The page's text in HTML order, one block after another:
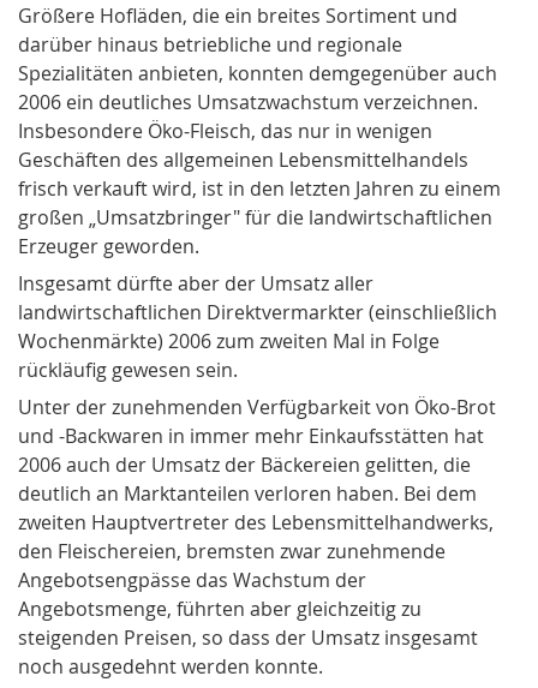
Größere Hofläden, die ein breites Sortiment und
darüber hinaus betriebliche und regionale
Spezialitäten anbieten, konnten demgegenüber auch
2006 ein deutliches Umsatzwachstum verzeichnen.
Insbesondere Öko-Fleisch, das nur in wenigen
Geschäften des allgemeinen Lebensmittelhandels
frisch verkauft wird, ist in den letzten Jahren zu einem
großen „Umsatzbringer" für die landwirtschaftlichen
Erzeuger geworden.
Insgesamt dürfte aber der Umsatz aller
landwirtschaftlichen Direktvermarkter (einschließlich
Wochenmärkte) 2006 zum zweiten Mal in Folge
rückläufig gewesen sein.
Unter der zunehmenden Verfügbarkeit von Öko-Brot
und -Backwaren in immer mehr Einkaufsstätten hat
2006 auch der Umsatz der Bäckereien gelitten, die
deutlich an Marktanteilen verloren haben. Bei dem
zweiten Hauptvertreter des Lebensmittelhandwerks,
den Fleischereien, bremsten zwar zunehmende
Angebotsengpässe das Wachstum der
Angebotsmenge, führten aber gleichzeitig zu
steigenden Preisen, so dass der Umsatz insgesamt
noch ausgedehnt werden konnte.